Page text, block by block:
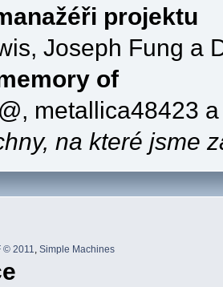
projektu
Joseph Fung a
of
metallica48423
na které jsme
© 2011 Simple Machines